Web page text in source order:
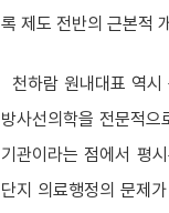
록 제도 전반의 근본적
천하람 원내대표 역시
방사선의학을 전문적
기관이라는 점에서 평
단지 의료행정의 문제